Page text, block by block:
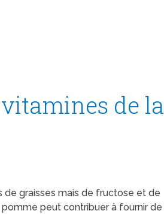
de la
de graisses mais de fructose et de
peut contribuer à fournir de